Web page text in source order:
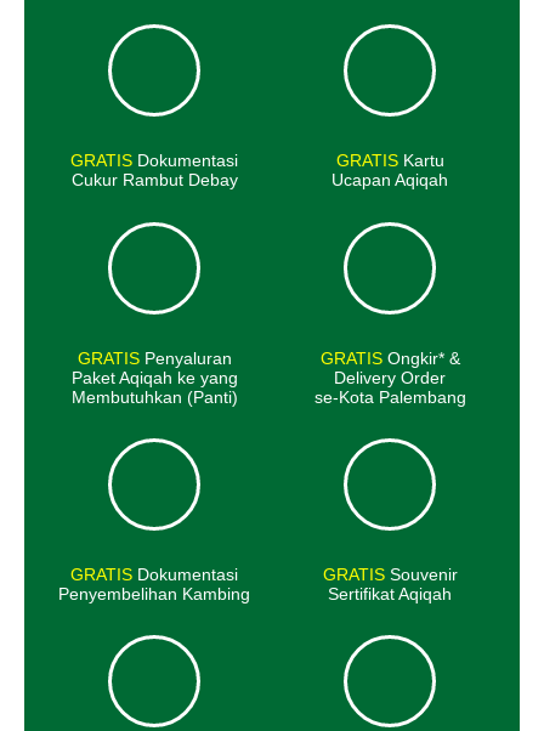
GRATIS Dokumentasi
Cukur Rambut Debay
GRATISKartu
Ucapan Aqiqah
GRATIS Penyaluran
Paket Aqiqah ke yang
Membutuhkan (Panti)
GRATIS Ongkir* &
Delivery Order
se-Kota Palembang
GRATIS Dokumentasi
Penyembelihan Kambing
GRATISSouvenir
Sertifikat Aqiqah